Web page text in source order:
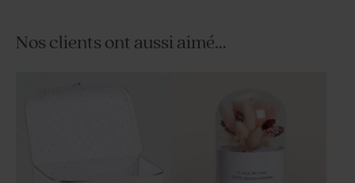
Nos clients ont aussi aimé...